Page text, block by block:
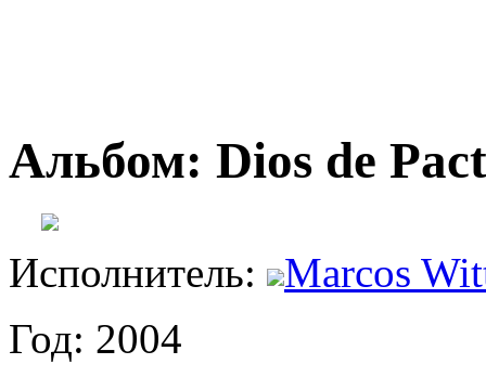
Альбом: Dios de
Исполнитель:
Marcos
Год: 2004